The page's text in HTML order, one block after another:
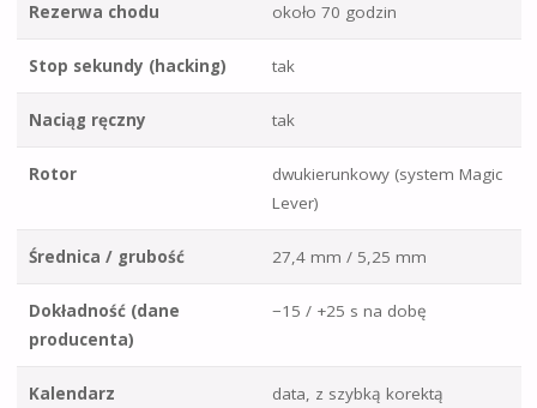
Rezerwa chodu około 70 godzin
Stop sekundy (hacking) tak
Naciąg ręczny tak
Rotor
dwukierunkowy (system Magic
Lever)
Średnica / grubość 27,4 mm / 5,25 mm
Dokładność (dane
producenta)
−15 / +25 s na dobę
Kalendarz data, z szybką korektą